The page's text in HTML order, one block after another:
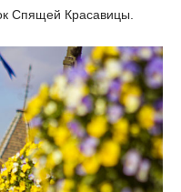
Спящей Красавицы.